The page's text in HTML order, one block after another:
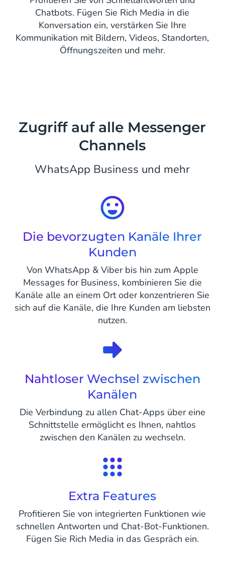
Chatbots. Fügen Sie Rich Media in die
Konversation ein, verstärken Sie Ihre
Kommunikation mit Bildern, Videos, Standorten,
Öffnungszeiten und mehr.
Zugriff auf alle Messenger
Channels
WhatsApp Business und mehr
Die bevorzugten Kanäle Ihrer
Kunden
Von WhatsApp & Viber bis hin zum Apple
Messages for Business, kombinieren Sie die
Kanäle alle an einem Ort oder konzentrieren Sie
sich auf die Kanäle, die Ihre Kunden am liebsten
nutzen.
Nahtloser Wechsel zwischen
Kanälen
Die Verbindung zu allen Chat-Apps über eine
Schnittstelle ermöglicht es Ihnen, nahtlos
zwischen den Kanälen zu wechseln.
Extra Features
Profitieren Sie von integrierten Funktionen wie
schnellen Antworten und Chat-Bot-Funktionen.
Fügen Sie Rich Media in das Gespräch ein.